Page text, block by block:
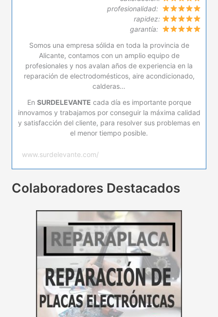
profesionalidad:
rapidez:
garantía:
Somos una empresa sólida en toda la provincia de
Alicante, contamos con un amplio equipo de
profesionales y nos avalan años de experiencia en la
reparación de electrodomésticos, aire acondicionado,
calderas…
En SURDELEVANTE cada día es importante porque
innovamos y trabajamos por conseguir la máxima calidad
y satisfacción del cliente, para resolver sus problemas en
el menor tiempo posible.
www.surdelevante.com/
Colaboradores Destacados